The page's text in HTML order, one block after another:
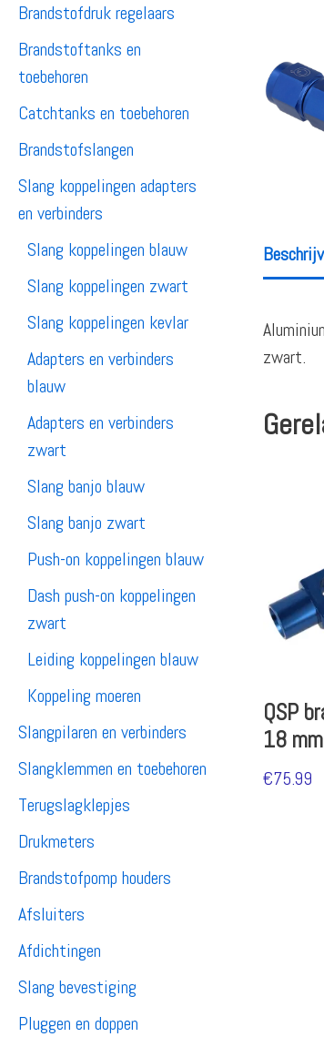
Brandstofdruk regelaars
Brandstoftanks en
toebehoren
Catchtanks en toebehoren
Brandstofslangen
Slang koppelingen adapters
en verbinders
Slang koppelingen blauw
Slang koppelingen zwart
Slang koppelingen kevlar
Adapters en verbinders
blauw
Adapters en verbinders
zwart
Slang banjo blauw
Slang banjo zwart
Push-on koppelingen blauw
Dash push-on koppelingen
zwart
Leiding koppelingen blauw
Koppeling moeren
Slangpilaren en verbinders
Slangklemmen en toebehoren
Terugslagklepjes
Drukmeters
Brandstofpomp houders
Afsluiters
Afdichtingen
Slang bevestiging
Pluggen en doppen
zwart.
QSP
18 mm
€75.99